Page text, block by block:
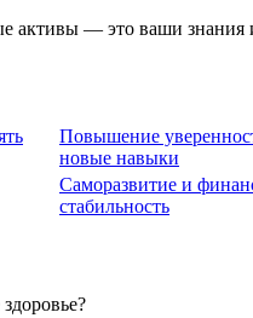
— это ваши
Повышение
новые навыки
Саморазвитие и
стабильность